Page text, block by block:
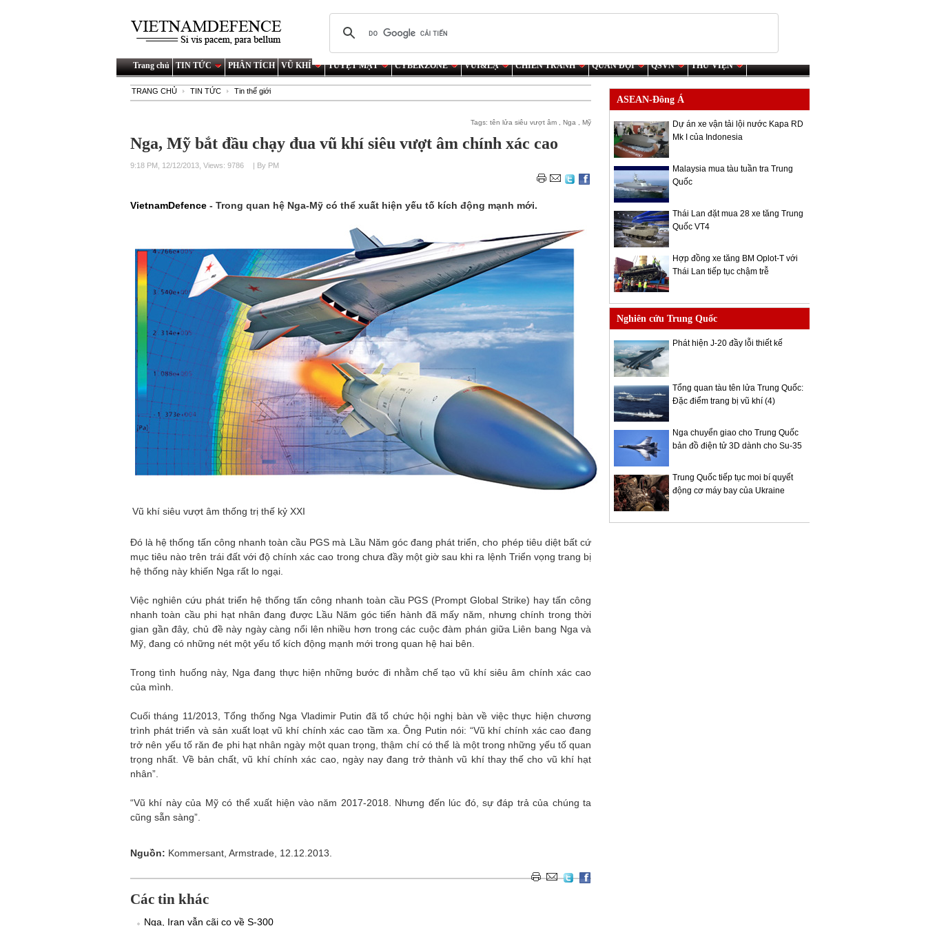
Trang chủ TIN TỨC PHÂN TÍCH VŨ KHÍ TUYỆT MẬT CYBERZONE VUI&LẠ CHIẾN TRANH QUÂN ĐỘI QSVN THƯ VIỆN
TRANG CHỦ TIN TỨC Tin thế giới
Tags:tên lửa siêu vượt âm ,Nga ,Mỹ
Nga, Mỹ bắt đầu chạy đua vũ khí siêu vượt âm chính xác cao
9:18 PM, 12/12/2013, Views: 9786 | By PM
VietnamDefence - Trong quan hệ Nga-Mỹ có thể xuất hiện yếu tố kích động mạnh mới.
Vũ khí siêu vượt âm thống trị thế kỷ XXI
Đó là hệ thống tấn công nhanh toàn cầu PGS mà Lầu Năm góc đang phát triển, cho phép tiêu diệt bất cứ
mục tiêu nào trên trái đất với độ chính xác cao trong chưa đầy một giờ sau khi ra lệnh Triển vọng trang bị
hệ thống này khiến Nga rất lo ngại.
Việc nghiên cứu phát triển hệ thống tấn công nhanh toàn cầu PGS (Prompt Global Strike) hay tấn công
nhanh toàn cầu phi hạt nhân đang được Lầu Năm góc tiến hành đã mấy năm, nhưng chính trong thời
gian gần đây, chủ đề này ngày càng nổi lên nhiều hơn trong các cuộc đàm phán giữa Liên bang Nga và
Mỹ, đang có những nét một yếu tố kích động mạnh mới trong quan hệ hai bên.
Trong tình huống này, Nga đang thực hiện những bước đi nhằm chế tạo vũ khí siêu âm chính xác cao
của mình.
Cuối tháng 11/2013, Tổng thống Nga Vladimir Putin đã tổ chức hội nghị bàn về việc thực hiện chương
trình phát triển và sản xuất loạt vũ khí chính xác cao tầm xa. Ông Putin nói: “Vũ khí chính xác cao đang
trở nên yếu tố răn đe phi hạt nhân ngày một quan trọng, thậm chí có thể là một trong những yếu tố quan
trọng nhất. Về bản chất, vũ khí chính xác cao, ngày nay đang trở thành vũ khí thay thế cho vũ khí hạt
nhân”.
“Vũ khí này của Mỹ có thể xuất hiện vào năm 2017-2018. Nhưng đến lúc đó, sự đáp trả của chúng ta
cũng sẵn sàng”.
Nguồn: Kommersant, Armstrade, 12.12.2013.
Các tin khác
Nga, Iran vẫn cãi cọ về S-300
ASEAN-Đông Á
Dự án xe vận tải lội nước Kapa RD
Mk I của Indonesia
Malaysia mua tàu tuần tra Trung
Quốc
Thái Lan đặt mua 28 xe tăng Trung
Quốc VT4
Hợp đồng xe tăng BM Oplot-T với
Thái Lan tiếp tục chậm trễ
Nghiên cứu Trung Quốc
Phát hiện J-20 đầy lỗi thiết kế
Tổng quan tàu tên lửa Trung Quốc:
Đặc điểm trang bị vũ khí (4)
Nga chuyển giao cho Trung Quốc
bản đồ điện tử 3D dành cho Su-35
Trung Quốc tiếp tục moi bí quyết
động cơ máy bay của Ukraine